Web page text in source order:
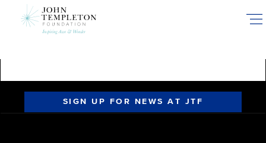
SIGN UP FOR NEWS AT JTF